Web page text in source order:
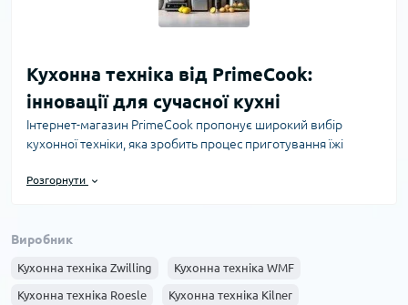
Кухонна техніка від PrimeCook:
інновації для сучасної кухні
Інтернет-магазин PrimeCook пропонує широкий вибір
кухонної техніки, яка зробить процес приготування їжі
мультиварок до компактних блендерів – кожен пристрій
час, підвищить якість приготування страв і збереже користь
Переваги сучасної кухонної техніки
Розгорнути
Виробник
Кухонна техніка Zwilling Кухонна техніка WMF
Кухонна техніка Roesle Кухонна техніка Kilner